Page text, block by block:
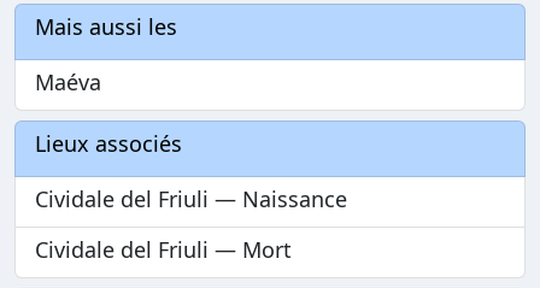
Mais aussi les
Maéva
Lieux associés
Cividale del Friuli — Naissance
Cividale del Friuli — Mort